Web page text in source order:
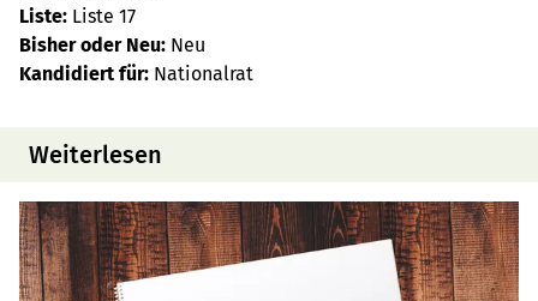
Liste: Liste 17
Bisher oder Neu: Neu
Kandidiert für: Nationalrat
Weiterlesen